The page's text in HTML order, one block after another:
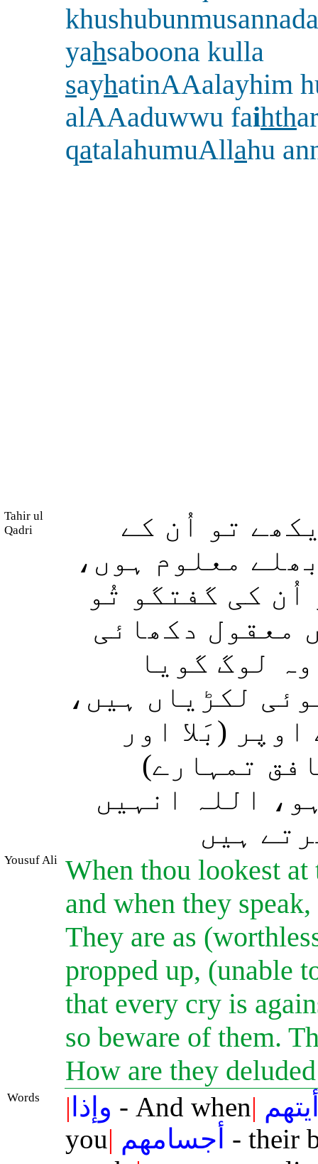
yahsaboona kulla
sayhatinAAalayhim
alAAaduwwu faihth
qatalahumuAllahu
Tahir ul
Qadri
تو اُن کے
معلوم ہوں،
کی گفتگو تُو
معقول دکھائی
لوگ گویا
لکڑیاں ہیں،
(بَلا اور
تمہارے)
اللہ انہیں
ہیں
Yousuf Ali When thou lookest at
and when they
They are as
propped up, (unable
that every cry is
so beware of them.
How are they
Words | وإذا - And when|
you| أجسامهم - their